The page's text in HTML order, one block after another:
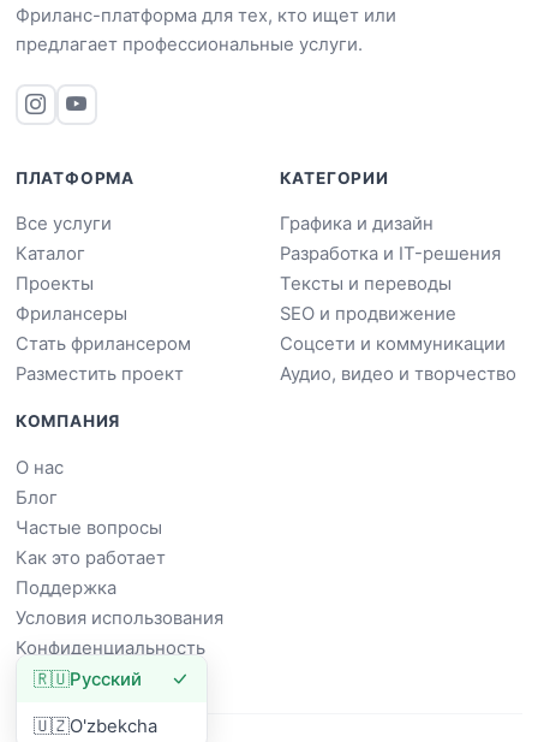
Фриланс-платформа для тех, кто ищет или
предлагает профессиональные услуги.
ПЛАТФОРМА
Все услуги
Каталог
Проекты
Фрилансеры
Стать фрилансером
Разместить проект
КАТЕГОРИИ
Графика и дизайн
Разработка и IT-решения
Тексты и переводы
SEO и продвижение
Соцсети и коммуникации
Аудио, видео и творчество
КОМПАНИЯ
О нас
Блог
Частые вопросы
Как это работает
Поддержка
Условия использования
Конфиденциальность
🇷🇺Русский
🇺🇿O'zbekcha